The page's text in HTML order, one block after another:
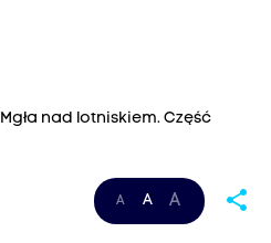
Mgła nad lotniskiem. Część
A A A share